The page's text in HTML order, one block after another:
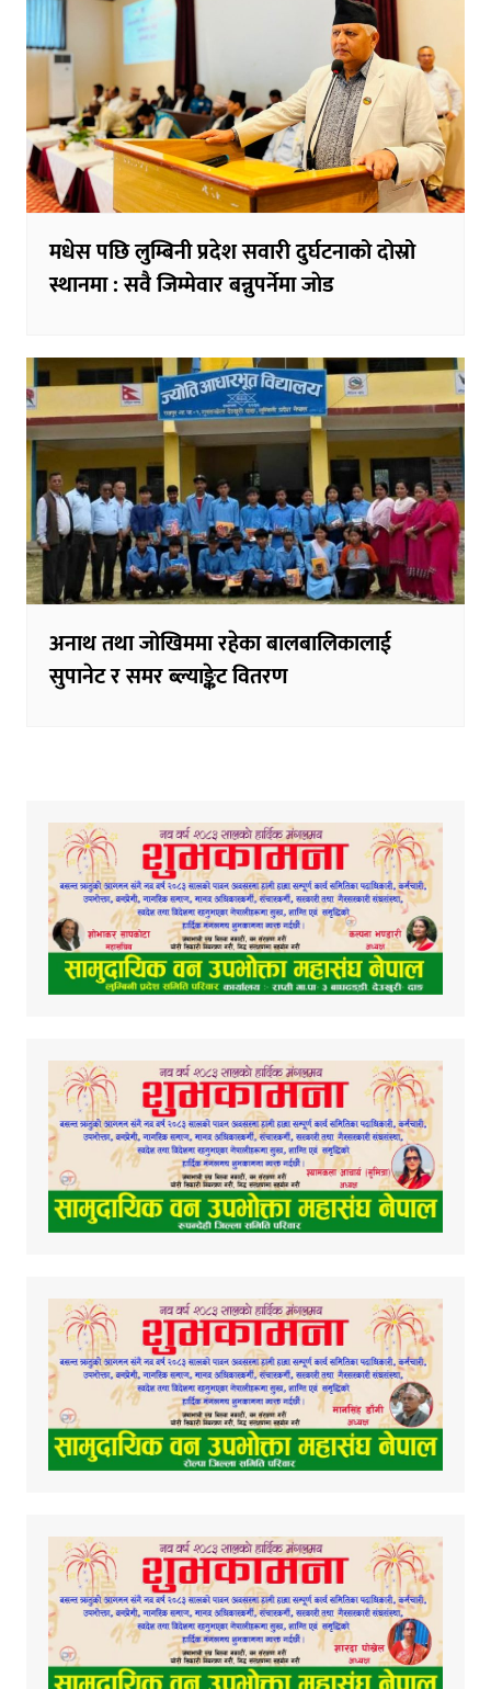
मधेस पछि लुम्बिनी प्रदेश सवारी दुर्घटनाको दोस्रो
स्थानमा : सवै जिम्मेवार बन्नुपर्नेमा जाेड
अनाथ तथा जोखिममा रहेका बालबालिकालाई
सुपानेट र समर ब्ल्याङ्केट वितरण